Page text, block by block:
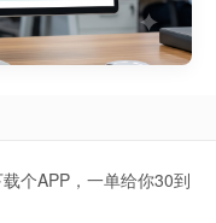
个APP，一单给你30到